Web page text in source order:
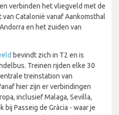
verbinden het vliegveld met de
van Catalonië vanaf Aankomsthal
en het zuiden van
bevindt zich in T2 en is
Treinen rijden elke 30
treinstation van
hier zijn er verbindingen
inclusief Malaga, Sevilla,
bij Passeig de Gràcia - waar je